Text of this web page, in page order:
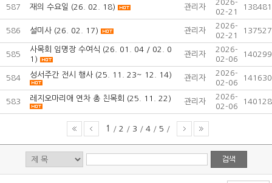
587 재의 수요일 (26. 02. 18) 관리자
2026-
02-21
138481
586 설미사 (26. 02. 17) 관리자
2026-
02-21
137527
585
사목회 임명장 수여식 (26. 01. 04 / 02. 0
1)
관리자
2026-
02-06
140299
584 성서주간 전시 행사 (25. 11. 23~ 12. 14) 관리자
2026-
02-06
141630
583 레지오마리애 연차 총 친목회 (25. 11. 22) 관리자
2026-
02-06
140128
1 / 2 / 3 / 4 / 5 /